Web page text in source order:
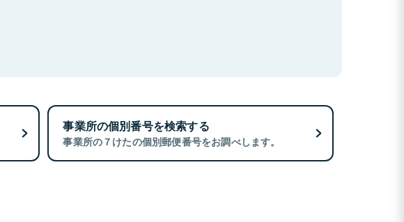
事業所の個別番号を検索する
事業所の７けたの個別郵便番号をお調べします。